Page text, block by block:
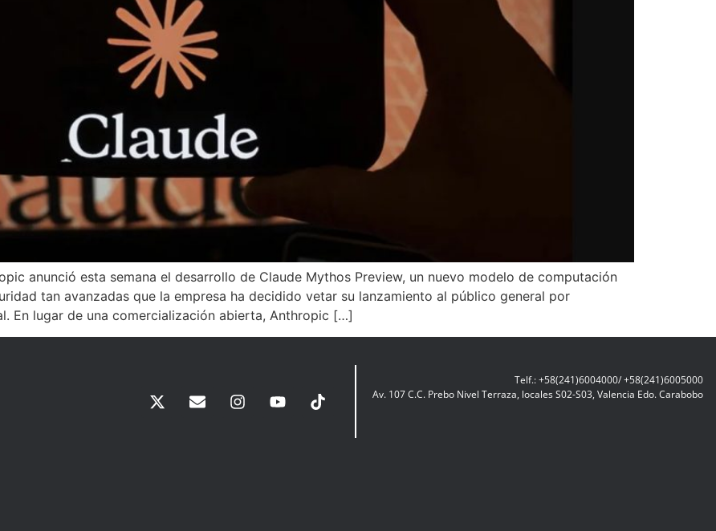
anunció esta semana el desarrollo de Claude Mythos Preview, un nuevo modelo de computación
tan avanzadas que la empresa ha decidido vetar su lanzamiento al público general por
En lugar de una comercialización abierta, Anthropic […]
Telf.: +58(241)6004000/ +58(241)6005000
Av. 107 C.C. Prebo Nivel Terraza, locales S02-S03, Valencia Edo. Carabobo